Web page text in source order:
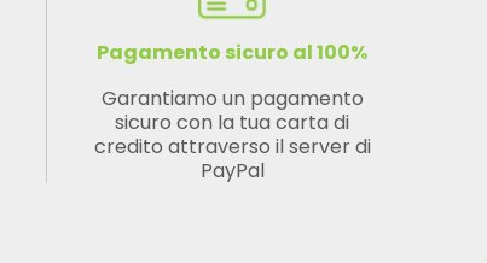
Pagamento sicuro al 100%
Garantiamo un pagamento
sicuro con la tua carta di
credito attraverso il server di
PayPal